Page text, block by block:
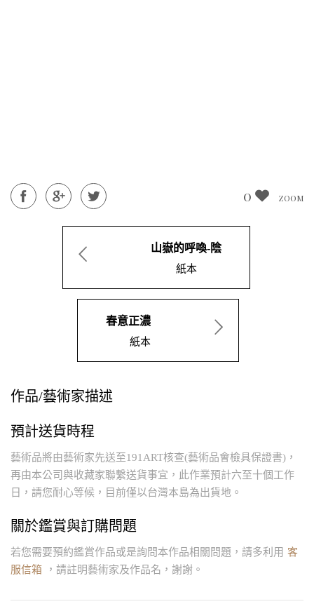
0 ZOOM
山嶽的呼喚-陰
紙本
春意正濃
紙本
作品/藝術家描述
預計送貨時程
藝術品將由藝術家先送至191ART核查(藝術品會檢具保證書)，
再由本公司與收藏家聯繫送貨事宜，此作業預計六至十個工作
日，請您耐心等候，目前僅以台灣本島為出貨地。
關於鑑賞與訂購問題
若您需要預約鑑賞作品或是詢問本作品相關問題，請多利用 客
服信箱
，請註明藝術家及作品名，謝謝。